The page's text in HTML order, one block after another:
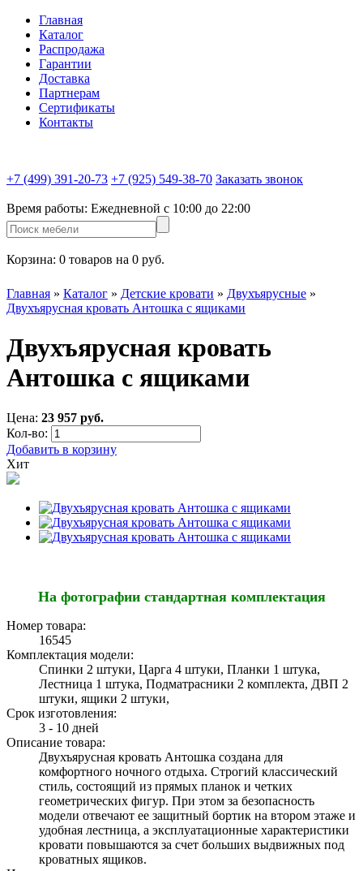
Главная
Каталог
Распродажа
Гарантии
Доставка
Партнерам
Сертификаты
Контакты
+7 (499) 391-20-73 +7 (925) 549-38-70 Заказать звонок
Время работы: Ежедневной c 10:00 до 22:00
Корзина: 0 товаров на 0 руб.
Главная » Каталог » Детские кровати » Двухъярусные »
Двухъярусная кровать Антошка с ящиками
Двухъярусная кровать
Антошка с ящиками
Цена: 23 957 руб.
Кол-во:
Добавить в корзину
Хит
На фотографии стандартная комплектация
Номер товара:
16545
Комплектация модели:
Спинки 2 штуки, Царга 4 штуки, Планки 1 штука,
Лестница 1 штука, Подматрасники 2 комплекта, ДВП 2
штуки, ящики 2 штуки,
Срок изготовления:
3 - 10 дней
Описание товара:
Двухъярусная кровать Антошка создана для
комфортного ночного отдыха. Строгий классический
стиль, состоящий из прямых планок и четких
геометрических фигур. При этом за безопасность
модели отвечают ее защитный бортик на втором этаже и
удобная лестница, а эксплуатационные характеристики
кровати повышаются за счет больших выдвижных под
кроватных ящиков.